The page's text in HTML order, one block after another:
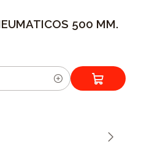
500 MM.